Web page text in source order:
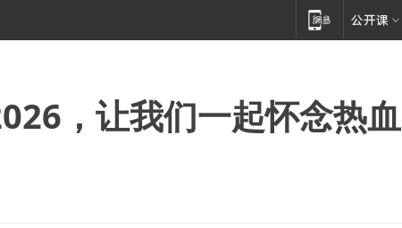
，让我们一起怀念热血